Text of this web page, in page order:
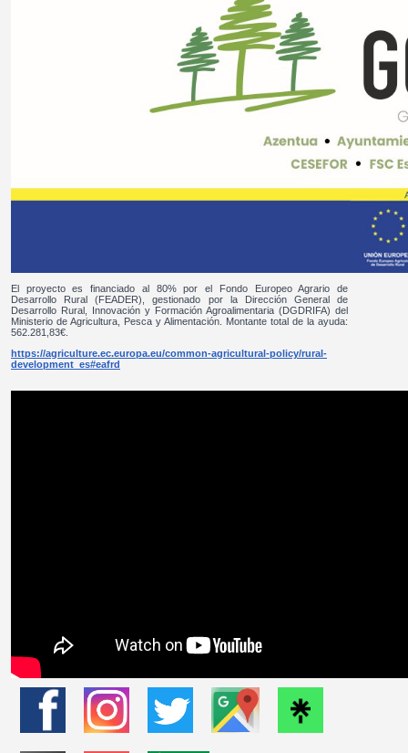
El proyecto es financiado al 80% por el Fondo Europeo Agrario de
Desarrollo Rural (FEADER), gestionado por la Dirección General de
Desarrollo Rural, Innovación y Formación Agroalimentaria (DGDRIFA) del
Ministerio de Agricultura, Pesca y Alimentación. Montante total de la ayuda:
562.281,83€.
https://agriculture.ec.europa.eu/common-agricultural-policy/rural-
development_es#eafrd